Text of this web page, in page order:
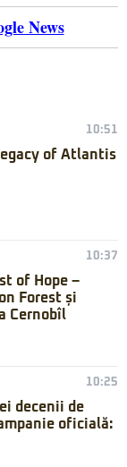
News
10:51
of Atlantis
10:37
of Hope –
Forest și
Cernobîl
10:25
decenii de
oficială: